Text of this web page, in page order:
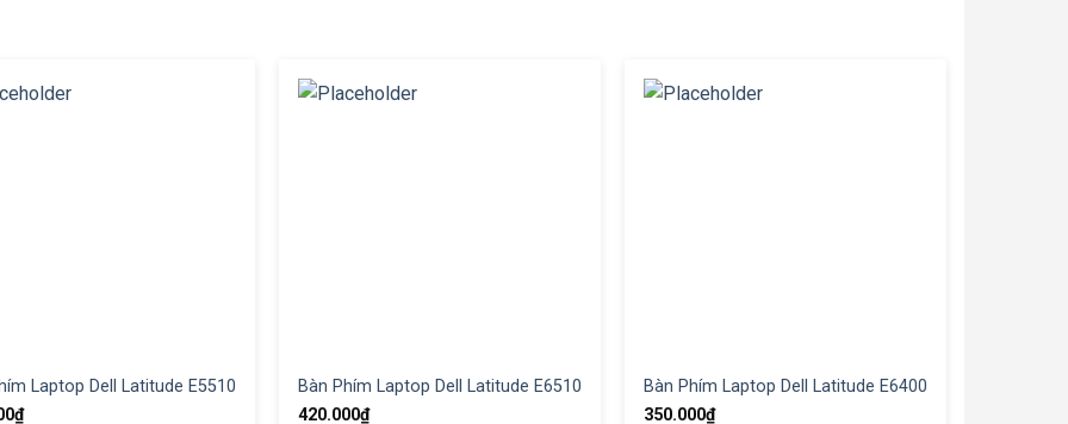
Laptop Dell Latitude E5510
₫
Bàn Phím Laptop Dell Latitude E6510
420.000₫
Bàn Phím Laptop Dell Latitude E6400
350.000₫